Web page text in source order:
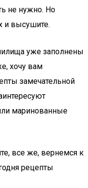
не нужно. Но
и высушите.
уже заполнены
хочу вам
замечательной
маринованные
все же, вернемся к
рецепты